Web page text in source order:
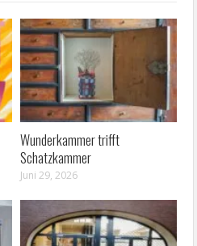
Wunderkammer trifft
Schatzkammer
Juni 29, 2026